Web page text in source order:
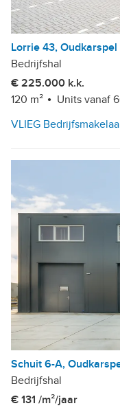
Lorrie 43, Oudkarspel
Bedrijfshal
€ 225.000 k.k.
120 m²
Units vanaf
VLIEG
Schuit 6-A,
Bedrijfshal
€ 131 /m²/jaar